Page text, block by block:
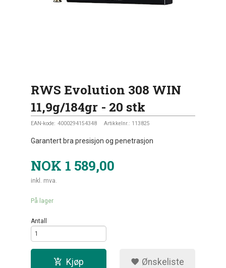
RWS Evolution 308 WIN
11,9g/184gr - 20 stk
EAN-kode: 4000294154348 Artikkelnr.: 113825
Garantert bra presisjon og penetrasjon
NOK 1 589,00
inkl. mva.
På lager
Antall
Kjøp Ønskeliste